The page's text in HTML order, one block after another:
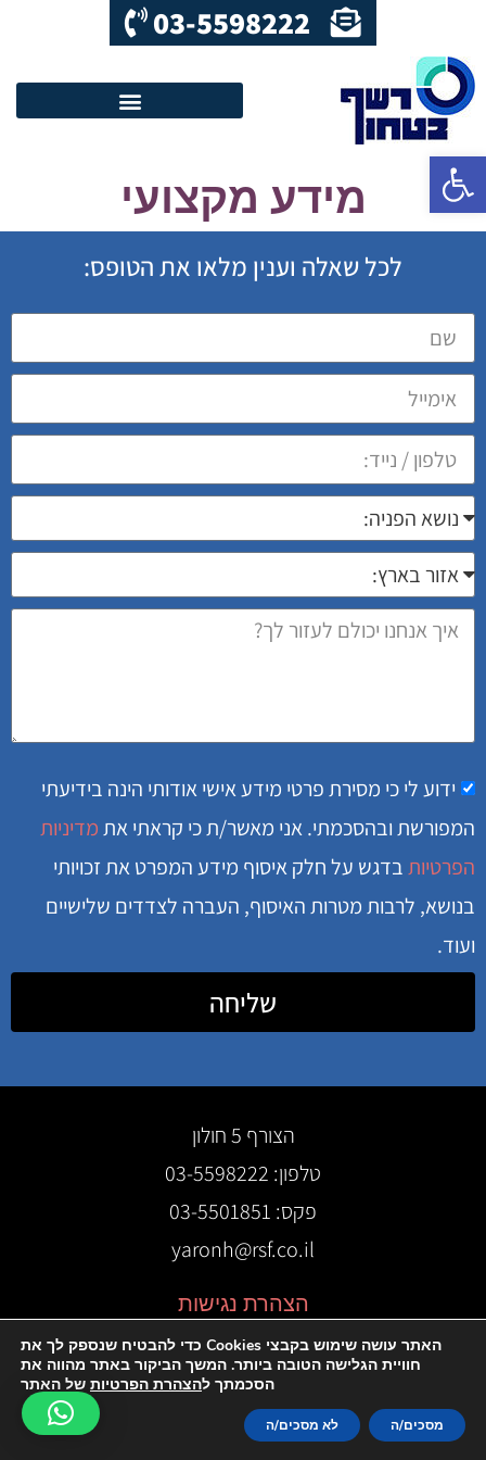
פתח סרגל נגישות
03-5598222
מידע מקצועי
לכל שאלה וענין מלאו את הטופס:
ידוע לי כי מסירת פרטי מידע אישי אודותי הינה בידיעתי
המפורשת ובהסכמתי. אני מאשר/ת כי קראתי אתמדיניות
הפרטיותבדגש על חלק איסוף מידע המפרט את זכויותי
בנושא, לרבות מטרות האיסוף, העברה לצדדים שלישיים
ועוד.
שליחה
הצורף 5 חולון
טלפון: 03-5598222
פקס: 03-5501851
yaronh@rsf.co.il
הצהרת נגישות
אוריון שיווק באינטרנט
האתר עושה שימוש בקבצי Cookies כדי להבטיח שנספק לך את
חוויית הגלישה הטובה ביותר. המשך הביקור באתר מהווה את
הסכמתך להצהרת הפרטיות של האתר
מסכים/ה לא מסכים/ה